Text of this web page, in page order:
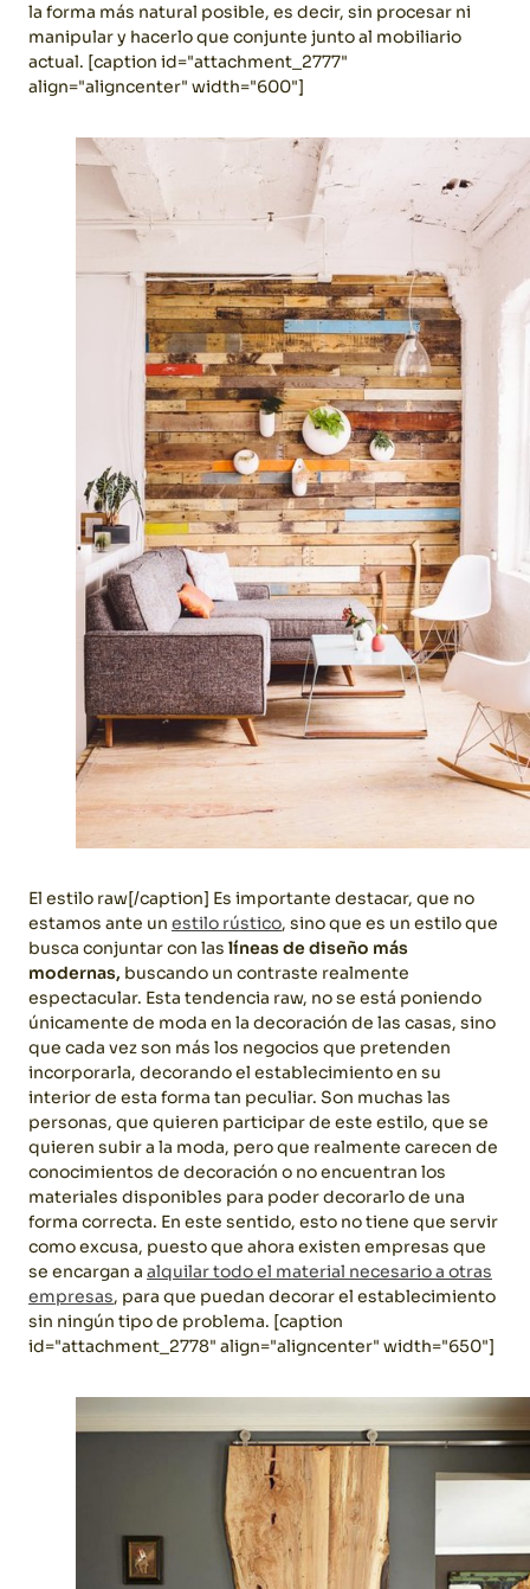
la forma más natural posible, es decir, sin procesar ni
manipular y hacerlo que conjunte junto al mobiliario
actual. [caption id="attachment_2777"
align="aligncenter" width="600"]
El estilo raw[/caption] Es importante destacar, que no
estamos ante un estilo rústico, sino que es un estilo que
busca conjuntar con las líneas de diseño más
modernas, buscando un contraste realmente
espectacular. Esta tendencia raw, no se está poniendo
únicamente de moda en la decoración de las casas, sino
que cada vez son más los negocios que pretenden
incorporarla, decorando el establecimiento en su
interior de esta forma tan peculiar. Son muchas las
personas, que quieren participar de este estilo, que se
quieren subir a la moda, pero que realmente carecen de
conocimientos de decoración o no encuentran los
materiales disponibles para poder decorarlo de una
forma correcta. En este sentido, esto no tiene que servir
como excusa, puesto que ahora existen empresas que
se encargan a alquilar todo el material necesario a otras
empresas, para que puedan decorar el establecimiento
sin ningún tipo de problema. [caption
id="attachment_2778" align="aligncenter" width="650"]